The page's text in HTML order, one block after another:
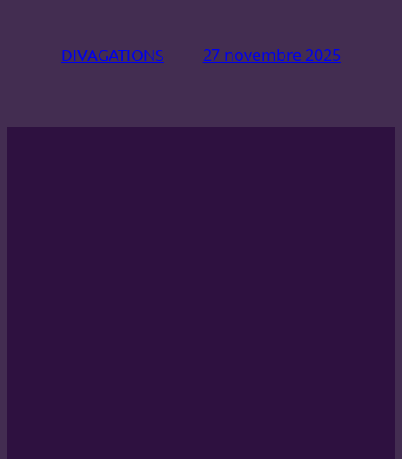
DIVAGATIONS 27 novembre 2025